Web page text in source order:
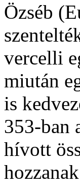
Özséb
vercelli
miután
is
353-ban
hívott